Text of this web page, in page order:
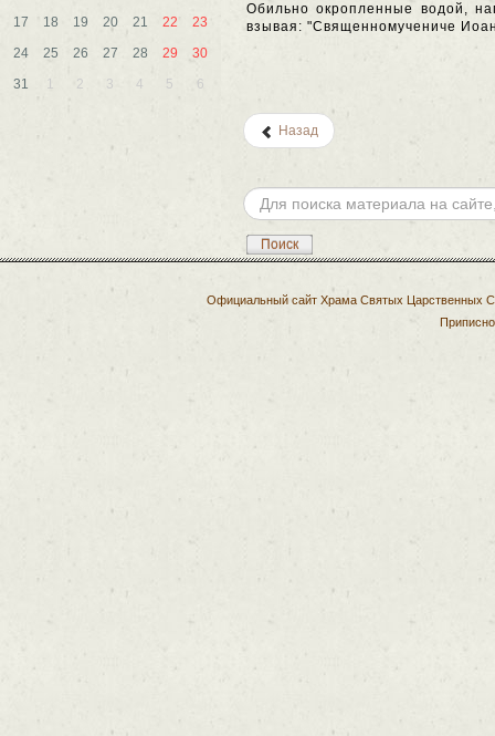
17
18 19 20 21 22
23
24
25 26 27 28 29
30
31
1 2 3 4 5 6
Обильно окропленные водой,
взывая: "Священномучениче
Назад
Поиск
Официальный сайт Храма Святых Царственных